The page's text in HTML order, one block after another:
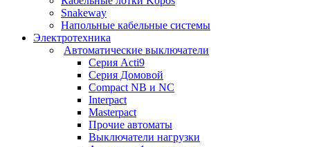
Snakeway
Напольные кабельные системы
Электротехника
Автоматические выключатели
Серия Acti9
Серия Домовой
Compact NB и NC
Interpact
Masterpact
Прочие автоматы
Выключатели нагрузки